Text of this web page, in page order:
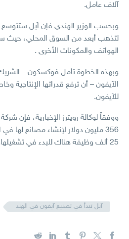
آلاف عامل.
وبحسب الوزير الهندي فإن آبل
لتذهب أبعد من السوق المحلي، حيث
الهواتف والمكونات الأخرى .
وبهذه الخطوة تأمل فوكسكون –
الآيفون – أن ترفع قدراتها الإنتاجية
للآيفون.
ووفقاً لوكالة رويترز الإخبارية، فإن
356 مليون دولار لإنشاء مصانع لها
25 ألف وظيفة هناك للبدء في تشغيلها.
آبل تبدأ في تصنيع آيفون في الهند